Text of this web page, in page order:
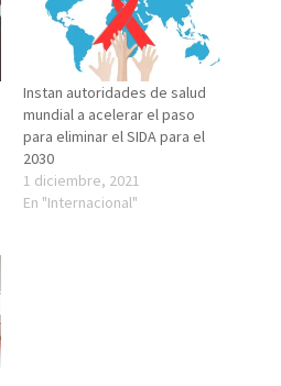
Instan autoridades de salud
mundial a acelerar el paso
para eliminar el SIDA para el
2030
1 diciembre, 2021
En "Internacional"